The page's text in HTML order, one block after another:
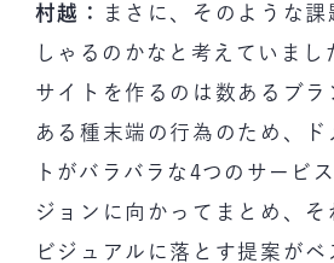
村越：
まさに、そのような課
しゃるのかなと考えていまし
サイトを作るのは数あるブラ
ある種末端の行為のため、ド
トがバラバラな4つのサービ
ジョンに向かってまとめ、
ビジュアルに落とす提案がベ